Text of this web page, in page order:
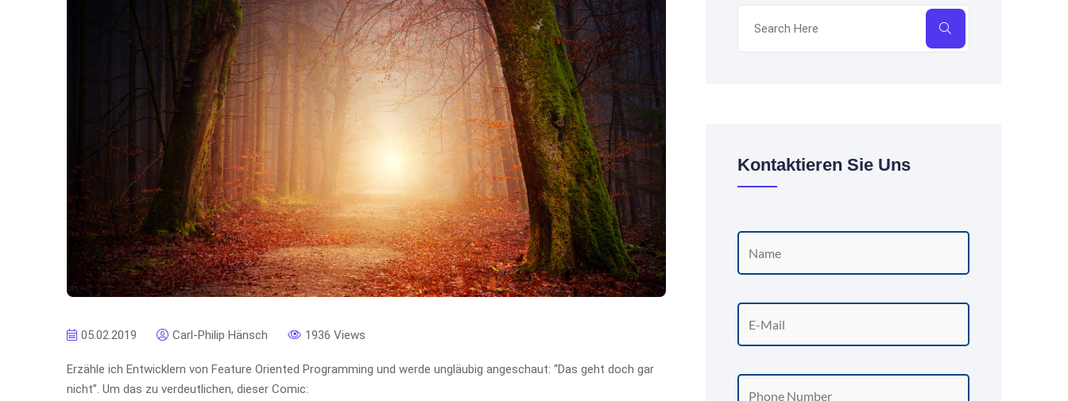
05.02.2019 Carl-Philip Hänsch 1936 Views
Erzähle ich Entwicklern von Feature Oriented Programming und werde ungläubig angeschaut: “Das geht doch gar
nicht”. Um das zu verdeutlichen, dieser Comic:
Kontaktieren Sie Uns